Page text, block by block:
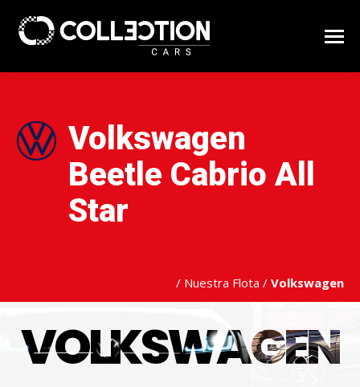
Volkswagen
Beetle Cabrio All
Star
/ Nuestra Flota / Volkswagen
VOLKSWAGEN